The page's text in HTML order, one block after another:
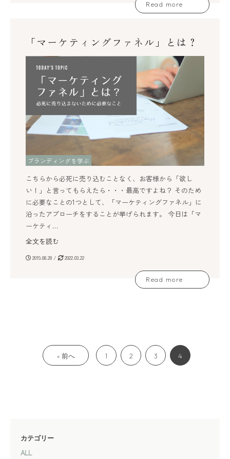
Read more
「マーケティングファネル」とは？
ブランディングを学ぶ
こちらから必死に売り込むことなく、お客様から「欲し
い！」と言ってもらえたら・・・最高ですよね？ そのため
に必要なことの1つとして、「マーケティングファネル」に
沿ったアプローチをすることが挙げられます。 今日は「マ
ーケティ…
全文を読む
2019.08.28 / 2022.03.22
Read more
« 前へ 1 2 3 4
カテゴリー
ALL